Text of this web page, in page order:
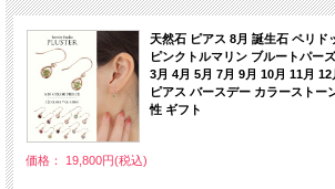
天然石 ピアス 8月 誕生石 ペリド
ピンクトルマリン ブルートパー
3月 4月 5月 7月 9月 10月 11月
ピアス バースデー カラーストー
性 ギフト
価格： 19,800円(税込)